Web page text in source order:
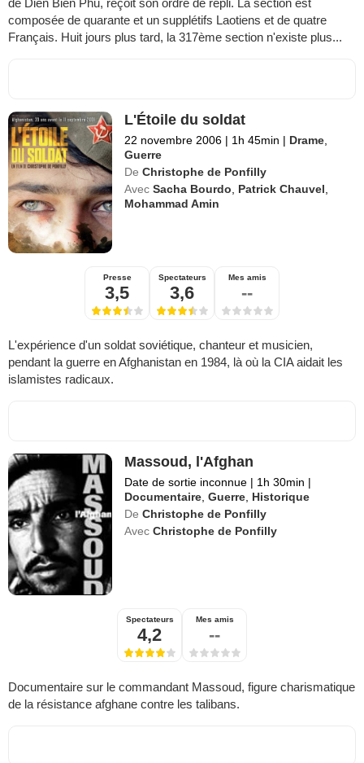
composée de quarante et un supplétifs Laotiens et de quatre
Français. Huit jours plus tard, la 317ème section n'existe plus...
L'Étoile du soldat
22 novembre 2006 | 1h 45min | Drame
Guerre
De Christophe de Ponfilly
Avec Sacha Bourdo Patrick Chauvel
Mohammad Amin
Presse
3,5
Spectateurs
3,6
Mes amis
--
L'expérience d'un soldat soviétique, chanteur et musicien,
pendant la guerre en Afghanistan en 1984, là où la CIA aidait les
islamistes radicaux.
Massoud, l'Afghan
Date de sortie inconnue | 1h 30min |
Documentaire ,Guerre Historique
De Christophe de Ponfilly
Avec Christophe de Ponfilly
Spectateurs
4,2
Mes amis
--
Documentaire sur le commandant Massoud, figure charismatique
de la résistance afghane contre les talibans.